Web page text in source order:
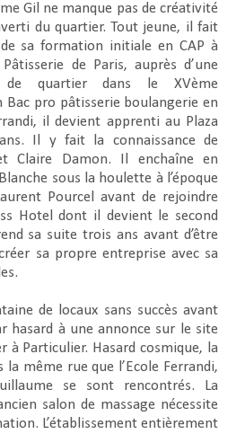
Gil ne manque pas de créativité
du quartier. Tout jeune, il fait
sa formation initiale en CAP à
de Paris, auprès d’une
de quartier dans le XVème
Bac pro pâtisserie boulangerie en
il devient apprenti au Plaza
Il y fait la connaissance de
Claire Damon. Il enchaîne en
sous la houlette à l’époque
Pourcel avant de rejoindre
Hotel dont il devient le second
sa suite trois ans avant d’être
sa propre entreprise avec sa
de locaux sans succès avant
hasard à une annonce sur le site
à Particulier. Hasard cosmique, la
même rue que l’Ecole Ferrandi,
se sont rencontrés. La
salon de massage nécessite
L’établissement entièrement